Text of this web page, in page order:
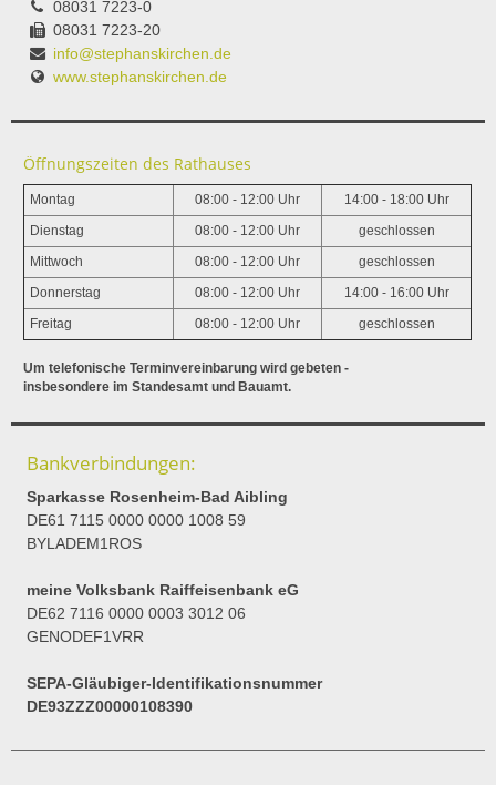
08031 7223-0
08031 7223-20
info@stephanskirchen.de
www.stephanskirchen.de
Öffnungszeiten des Rathauses
Montag 08:00 - 12:00 Uhr 14:00 - 18:00 Uhr
Dienstag 08:00 - 12:00 Uhr geschlossen
Mittwoch 08:00 - 12:00 Uhr geschlossen
Donnerstag 08:00 - 12:00 Uhr 14:00 - 16:00 Uhr
Freitag 08:00 - 12:00 Uhr geschlossen
Um telefonische Terminvereinbarung wird gebeten -
insbesondere im Standesamt und Bauamt.
Bankverbindungen:
Sparkasse Rosenheim-Bad Aibling
DE61 7115 0000 0000 1008 59
BYLADEM1ROS
meine Volksbank Raiffeisenbank eG
DE62 7116 0000 0003 3012 06
GENODEF1VRR
SEPA-Gläubiger-Identifikationsnummer
DE93ZZZ00000108390